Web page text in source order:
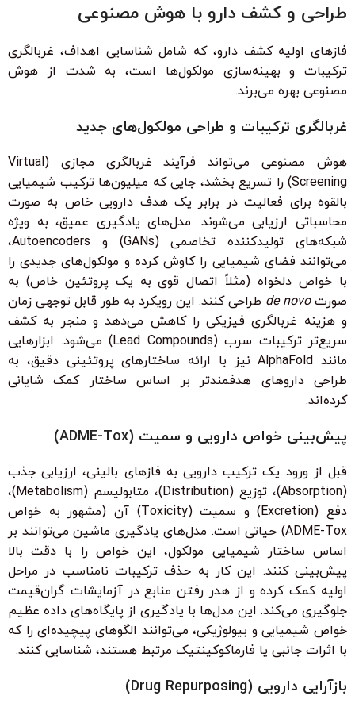
طراحی و کشف دارو با هوش مصنوعی
فازهای اولیه کشف دارو، که شامل شناسایی اهداف، غربالگری
ترکیبات و بهینه‌سازی مولکول‌ها است، به شدت از هوش
مصنوعی بهره می‌برند.
غربالگری ترکیبات و طراحی مولکول‌های جدید
هوش مصنوعی می‌تواند فرآیند غربالگری مجازی (Virtual
Screening) را تسریع بخشد، جایی که میلیون‌ها ترکیب شیمیایی
بالقوه برای فعالیت در برابر یک هدف دارویی خاص به صورت
محاسباتی ارزیابی می‌شوند. مدل‌های یادگیری عمیق، به ویژه
شبکه‌های تولیدکننده تخاصمی (GANs) و Autoencoders،
می‌توانند فضای شیمیایی را کاوش کرده و مولکول‌های جدیدی را
با خواص دلخواه (مثلاً اتصال قوی به یک پروتئین خاص) به
صورتde novo طراحی کنند. این رویکرد به طور قابل توجهی زمان
و هزینه غربالگری فیزیکی را کاهش می‌دهد و منجر به کشف
سریع‌تر ترکیبات سرب (Lead Compounds) می‌شود. ابزارهایی
مانند AlphaFold نیز با ارائه ساختارهای پروتئینی دقیق، به
طراحی داروهای هدفمندتر بر اساس ساختار کمک شایانی
کرده‌اند.
پیش‌بینی خواص دارویی و سمیت (ADME-Tox)
قبل از ورود یک ترکیب دارویی به فازهای بالینی، ارزیابی جذب
(Absorption)، توزیع (Distribution)، متابولیسم (Metabolism)،
دفع (Excretion) و سمیت (Toxicity) آن (مشهور به خواص
ADME-Tox) حیاتی است. مدل‌های یادگیری ماشین می‌توانند بر
اساس ساختار شیمیایی مولکول، این خواص را با دقت بالا
پیش‌بینی کنند. این کار به حذف ترکیبات نامناسب در مراحل
اولیه کمک کرده و از هدر رفتن منابع در آزمایشات گران‌قیمت
جلوگیری می‌کند. این مدل‌ها با یادگیری از پایگاه‌های داده عظیم
خواص شیمیایی و بیولوژیکی، می‌توانند الگوهای پیچیده‌ای را که
با اثرات جانبی یا فارماکوکینتیک مرتبط هستند، شناسایی کنند.
بازآرایی دارویی (Drug Repurposing)